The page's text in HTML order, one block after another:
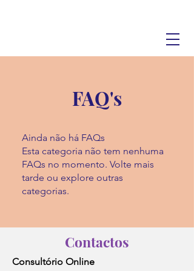
FAQ's
Ainda não há FAQs
Esta categoria não tem nenhuma
FAQs no momento. Volte mais
tarde ou explore outras
categorias.
Contactos
Consultório Online